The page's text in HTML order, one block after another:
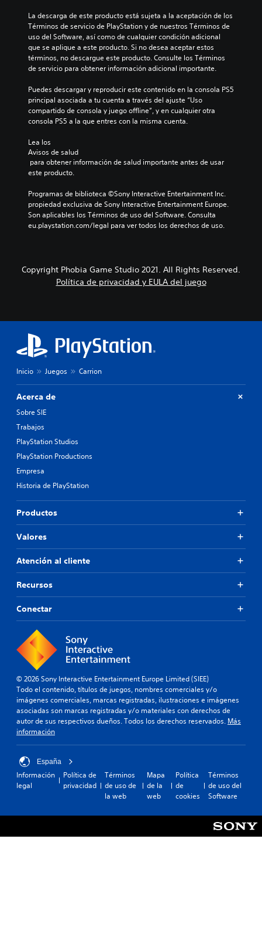
La descarga de este producto está sujeta a la aceptación de los
Términos de servicio de PlayStation y de nuestros Términos de
uso del Software, así como de cualquier condición adicional
que se aplique a este producto. Si no desea aceptar estos
términos, no descargue este producto. Consulte los Términos
de servicio para obtener información adicional importante.
Puedes descargar y reproducir este contenido en la consola PS5
principal asociada a tu cuenta a través del ajuste “Uso
compartido de consola y juego offline”, y en cualquier otra
consola PS5 a la que entres con la misma cuenta.
Lea los
Avisos de salud
este producto.
Programas de biblioteca ©Sony Interactive Entertainment Inc.
propiedad exclusiva de Sony Interactive Entertainment Europe.
Son aplicables los Términos de uso del Software. Consulta
eu.playstation.com/legal para ver todos los derechos de uso.
Copyright Phobia Game Studio 2021. All Rights Reserved.
Política de privacidad y EULA del juego
Inicio Juegos Carrion
Acerca de
Sobre SIE
Trabajos
PlayStation Studios
PlayStation Productions
Empresa
Historia de PlayStation
Productos
Valores
Atención al cliente
Recursos
Conectar
© 2026 Sony Interactive Entertainment Europe Limited (SIEE)
Todo el contenido, títulos de juegos, nombres comerciales y/o
imágenes comerciales, marcas registradas, ilustraciones e imágenes
asociadas son marcas registradas y/o materiales con derechos de
autor de sus respectivos dueños. Todos los derechos reservados. Más
información
España
Información
legal
Política de
privacidad
Términos
de uso de
la web
Mapa
de la
web
Política
de
cookies
Términos
de uso del
Software